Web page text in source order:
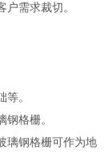
需求裁切。
。
格栅。
璃钢格栅可作为地